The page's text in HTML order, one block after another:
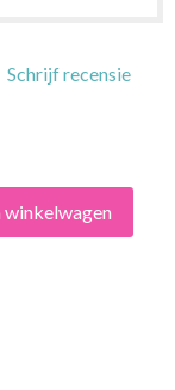
Schrijf recensie
winkelwagen